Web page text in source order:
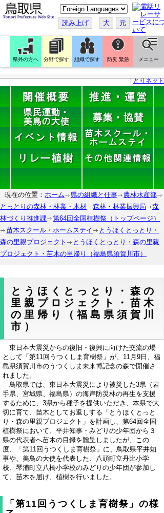
こ
の
ペ
ー
ジ
翻
訳
す
読み上げ 大 元
県外の方へ 分野で探す 組織で探す 防災 緊急 メニュー
|とりネット
現在の位置： ホーム 県の組織と仕事
農林水産部
とっとりの森林・林業・木材
森林・林業振興局
森
林づくり推進課
第64回全国植樹祭（トップページ）
苗木スクール・ホームステイ
とうほくとっとり・
森の里親プロジェクト
とうほくとっとり・森の里親
プロジェクト・苗木の里帰り（福島県須賀川市）
とうほくとっとり・森の
里親プロジェクト・苗木
の里帰り（福島県須賀川
市）
東日本大震災からの復旧・復興に向けた交流の場
として「第11回うつくしま育樹祭」が、11月9日、福
島県須賀川市のうつくしま未来博記念の森で開催さ
れました。
鳥取県では、東日本大震災により被災した3県（岩
手県、宮城県、福島県）の海岸防災林の再生を支援
するために、3県から種子を提供いただき、本県で大
切に育て、苗木としてお返しする「とうほくとっと
り・森の里親プロジェクト」を計画し、第64回全国
植樹祭において、平井知事・みどりの少年団から３
県の代表者へ苗木の目録を贈呈しましたが、この
度、「第11回うつくしま育樹祭」に、鳥取県平井知
事や、美鳥の大使を代表した、八頭町立丹比小学
校、琴浦町立八橋小学校のみどりの少年団が参加し
て、苗木を届け、植樹を行いました。
「第11回うつくしま育樹祭」の様